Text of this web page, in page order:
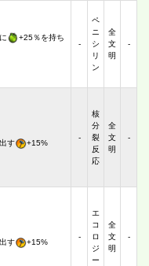
+25％を持ち
-
ペ
ニ
シ
リ
ン
全
文
明
-
す
+15%
-
核
分
裂
反
応
全
文
明
-
す
+15%
-
エ
コ
ロ
ジ
ー
全
文
明
-